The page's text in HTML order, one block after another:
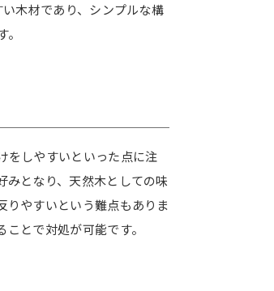
木材であり、シンプルな構
をしやすいといった点に注
みとなり、天然木としての味
りやすいという難点もありま
とで対処が可能です。